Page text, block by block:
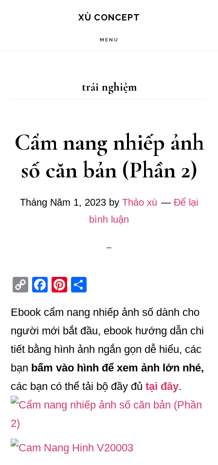
XÙ CONCEPT
MENU
trải nghiệm
Cẩm nang nhiếp ảnh
số căn bản (Phần 2)
Tháng Năm 1, 2023 by Thảo xù
Để lại
bình luận
C
y
Li
n
k
Fa
bo
ok
Pi
er
es
t
re
Ebook cẩm nang nhiếp ảnh số dành cho
người mới bắt đầu, ebook hướng dẫn chi
tiết bằng hình ảnh ngắn gọn dễ hiểu, các
bạn bấm vào hình để xem ảnh lớn nhé,
các bạn có thể tải bộ đầy đủtại đây.